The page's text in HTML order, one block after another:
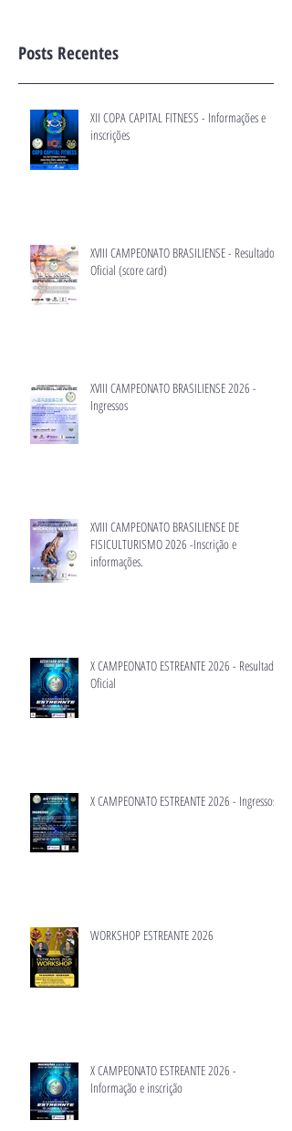
Posts Recentes
XII COPA CAPITAL FITNESS - Informações e
inscrições
XVIII CAMPEONATO BRASILIENSE - Resultado
Oficial (score card)
XVIII CAMPEONATO BRASILIENSE 2026 -
Ingressos
XVIII CAMPEONATO BRASILIENSE DE
FISICULTURISMO 2026 -Inscrição e
informações.
X CAMPEONATO ESTREANTE 2026 - Resultado
Oficial
X CAMPEONATO ESTREANTE 2026 - Ingressos
WORKSHOP ESTREANTE 2026
X CAMPEONATO ESTREANTE 2026 -
Informação e inscrição